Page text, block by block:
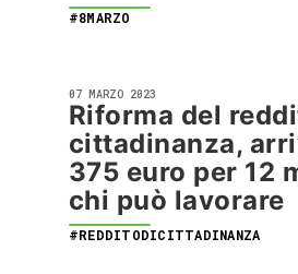
#8MARZO
07 MARZO 2023
Riforma del
cittadinanza,
375 euro per 12
chi può lavorare
#REDDITODICITTADINANZA